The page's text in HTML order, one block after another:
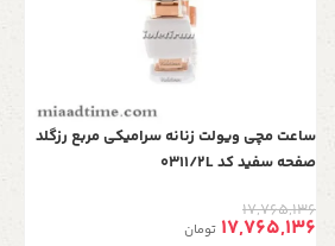
ساعت مچی ویولت زنانه سرامیکی مربع رزگلد
صفحه سفید کد 0311/2L
17,765,136
17,765,136 تومان